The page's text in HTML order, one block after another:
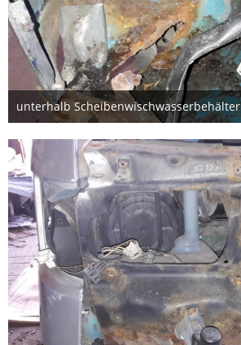
unterhalb Scheibenwischwasserbehälter
19. Juni 2018